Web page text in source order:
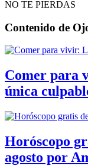
NO TE PIERDAS
Contenido de
Comer para
única
Horóscopo
agosto por